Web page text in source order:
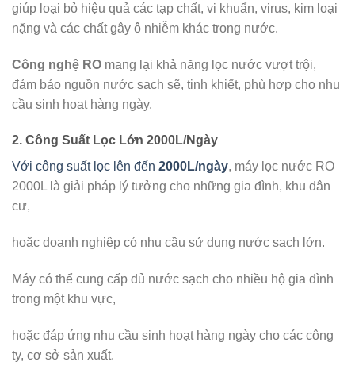
giúp loại bỏ hiệu quả các tạp chất, vi khuẩn, virus, kim loại
nặng và các chất gây ô nhiễm khác trong nước.
Công nghệ RO mang lại khả năng lọc nước vượt trội,
đảm bảo nguồn nước sạch sẽ, tinh khiết, phù hợp cho nhu
cầu sinh hoạt hàng ngày.
2. Công Suất Lọc Lớn 2000L/Ngày
Với công suất lọc lên đến 2000L/ngày, máy lọc nước RO
2000L là giải pháp lý tưởng cho những gia đình, khu dân
cư,
hoặc doanh nghiệp có nhu cầu sử dụng nước sạch lớn.
Máy có thể cung cấp đủ nước sạch cho nhiều hộ gia đình
trong một khu vực,
hoặc đáp ứng nhu cầu sinh hoạt hàng ngày cho các công
ty, cơ sở sản xuất.